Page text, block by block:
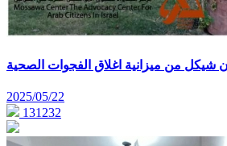
2025/05/22
131232